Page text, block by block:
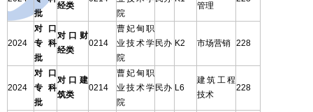
批
经类
院
管理
2024
对口
专科
批
对口财
经类
0214
曹妃甸职
业技术学
院
民办 K2 市场营销 228
2024
对口
专科
批
对口建
筑类
0214
曹妃甸职
业技术学
院
民办 L6
建筑工程
技术
228